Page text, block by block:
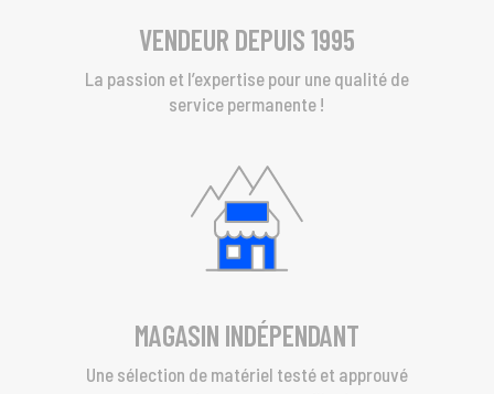
VENDEUR DEPUIS 1995
La passion et l’expertise pour une qualité de
service permanente !
MAGASIN INDÉPENDANT
Une sélection de matériel testé et approuvé